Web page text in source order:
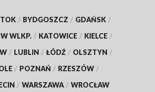
/ BYDGOSZCZ / GDAŃSK /
WLKP. / KATOWICE / KIELCE /
/ LUBLIN / ŁÓDŹ / OLSZTYN /
/ POZNAŃ / RZESZÓW /
/ WARSZAWA / WROCŁAW